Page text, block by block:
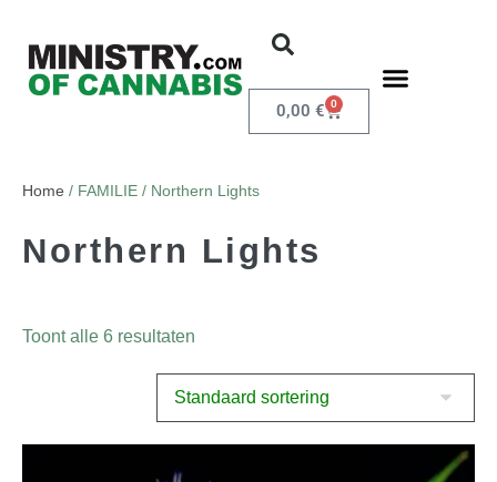
0,00 € 0
Home / FAMILIE / Northern Lights
Northern Lights
Toont alle 6 resultaten